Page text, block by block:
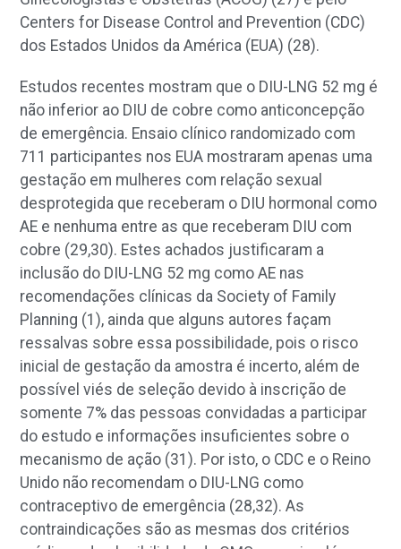
Centers for Disease Control and Prevention (CDC)
dos Estados Unidos da América (EUA) (28).
Estudos recentes mostram que o DIU-LNG 52 mg é
não inferior ao DIU de cobre como anticoncepção
de emergência. Ensaio clínico randomizado com
711 participantes nos EUA mostraram apenas uma
gestação em mulheres com relação sexual
desprotegida que receberam o DIU hormonal como
AE e nenhuma entre as que receberam DIU com
cobre (29,30). Estes achados justificaram a
inclusão do DIU-LNG 52 mg como AE nas
recomendações clínicas da Society of Family
Planning (1), ainda que alguns autores façam
ressalvas sobre essa possibilidade, pois o risco
inicial de gestação da amostra é incerto, além de
possível viés de seleção devido à inscrição de
somente 7% das pessoas convidadas a participar
do estudo e informações insuficientes sobre o
mecanismo de ação (31). Por isto, o CDC e o Reino
Unido não recomendam o DIU-LNG como
contraceptivo de emergência (28,32). As
contraindicações são as mesmas dos critérios